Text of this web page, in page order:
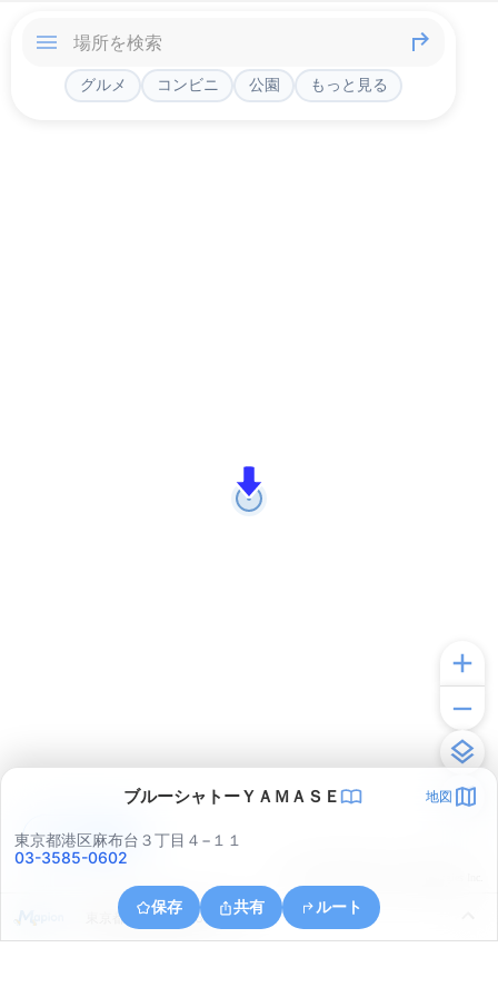
グルメ コンビニ 公園 もっと見る
ブルーシャトーＹＡＭＡＳＥ 地図
東京都港区麻布台３丁目４−１１
03-3585-0602
保存 共有 ルート
東京都中央区築地６丁目３
アプリで見る